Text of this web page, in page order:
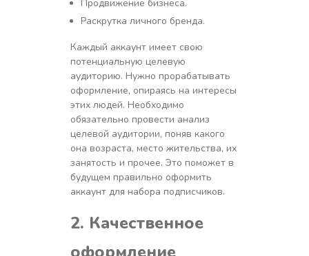
Продвижение бизнеса.
Раскрутка личного бренда.
Каждый аккаунт имеет свою
потенциальную целевую
аудиторию. Нужно прорабатывать
оформление, опираясь на интересы
этих людей. Необходимо
обязательно провести анализ
целевой аудитории, поняв какого
она возраста, место жительства, их
занятость и прочее. Это поможет в
будущем правильно оформить
аккаунт для набора подписчиков.
2. Качественное